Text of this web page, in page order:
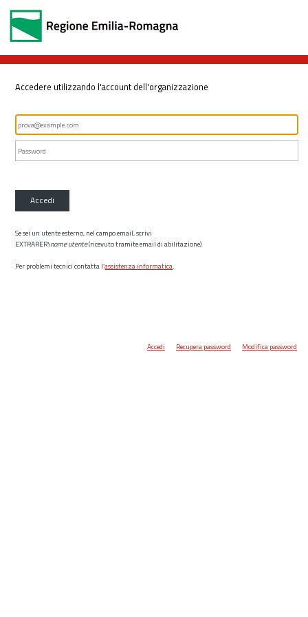
Accedere utilizzando l'account dell'organizzazione
Accedi
Se sei un utente esterno, nel campo email, scrivi
EXTRARER\nome utente(ricevuto tramite email di abilitazione)
Per problemi tecnici contatta l’assistenza informatica.
Accedi Recupera password Modifica password